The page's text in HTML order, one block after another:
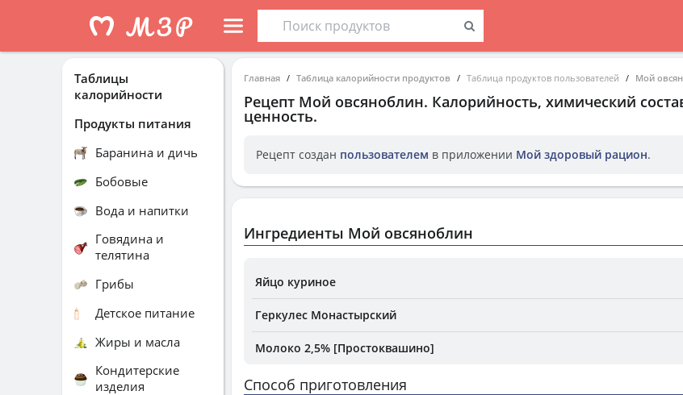
Главная Таблица калорийности продуктов Таблица продуктов пользователей Мой
Рецепт Мой овсяноблин. Калорийность, химический
ценность.
Рецепт создан пользователем в приложении Мой здоровый рацион.
Ингредиенты Мой овсяноблин
Яйцо куриное
Геркулес Монастырский
Молоко 2,5% [Простоквашино]
Способ приготовления
Таблицы
калорийности
Продукты питания
Баранина и дичь
Бобовые
Вода и напитки
Говядина и
телятина
Грибы
Детское питание
Жиры и масла
Кондитерские
изделия